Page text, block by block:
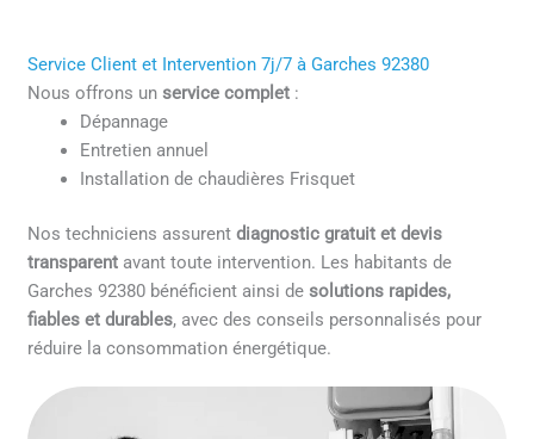
Service Client et Intervention 7j/7 à Garches 92380
Nous offrons unservice complet :
Dépannage
Entretien annuel
Installation de chaudières Frisquet
Nos techniciens assurentdiagnostic gratuit et devis
transparent avant toute intervention. Les habitants de
Garches 92380 bénéficient ainsi desolutions rapides,
fiables et durables, avec des conseils personnalisés pour
réduire la consommation énergétique.